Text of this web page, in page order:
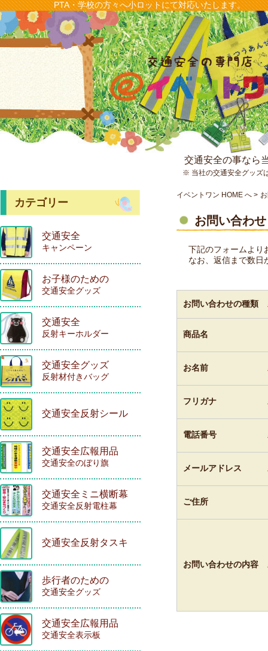
PTA・学校の方々へ小ロットにて対応いたします。
交通安全の事なら
※ 当社の交通安全グッズ
イベントワン HOME へ
お問い合わせ
下記のフォームより
なお、返信まで数日
お問い合わせの種類
商品名
お名前
フリガナ
電話番号
メールアドレス
ご住所
お問い合わせの内容
カテゴリー
交通安全
キャンペーン
お子様のための
交通安全グッズ
交通安全
反射キーホルダー
交通安全グッズ
反射材付きバッグ
交通安全反射シール
交通安全広報用品
交通安全のぼり旗
交通安全ミニ横断幕
交通安全反射電柱幕
交通安全反射タスキ
歩行者のための
交通安全グッズ
交通安全広報用品
交通安全表示板